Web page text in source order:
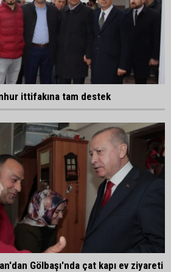
ittifakına tam destek
Gölbaşı'nda çat kapı ev ziyareti